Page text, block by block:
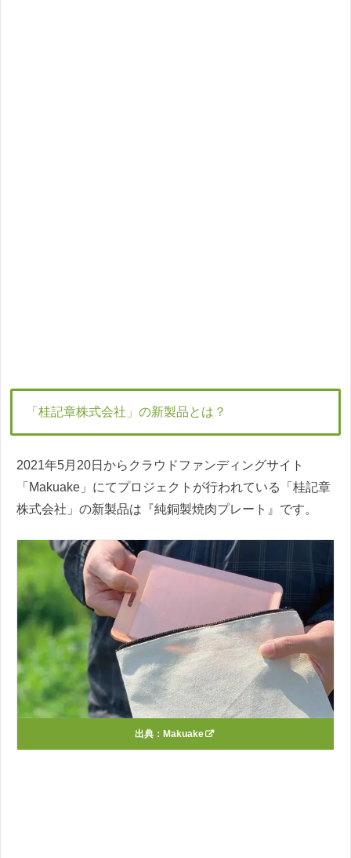
「桂記章株式会社」の新製品とは？
2021年5月20日からクラウドファンディングサイト
「Makuake」にてプロジェクトが行われている「桂記章
株式会社」の新製品は『純銅製焼肉プレート』です。
出典： Makuake